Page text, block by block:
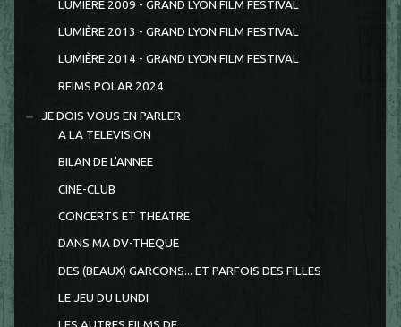
LUMIÈRE 2009 - GRAND LYON FILM FESTIVAL
LUMIÈRE 2013 - GRAND LYON FILM FESTIVAL
LUMIÈRE 2014 - GRAND LYON FILM FESTIVAL
REIMS POLAR 2024
JE DOIS VOUS EN PARLER
A LA TELEVISION
BILAN DE L'ANNEE
CINE-CLUB
CONCERTS ET THEATRE
DANS MA DV-THEQUE
DES (BEAUX) GARCONS... ET PARFOIS DES FILLES
LE JEU DU LUNDI